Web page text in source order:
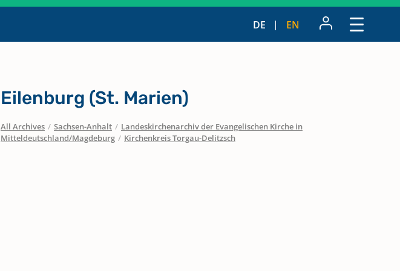
DE EN
Eilenburg (St. Marien)
All Archives / Sachsen-Anhalt / Landeskirchenarchiv der Evangelischen Kirche in
Mitteldeutschland/Magdeburg / Kirchenkreis Torgau-Delitzsch